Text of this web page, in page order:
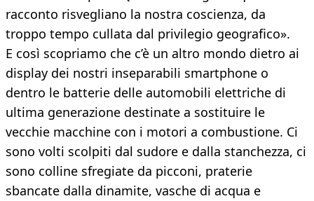
racconto risvegliano la nostra coscienza, da
troppo tempo cullata dal privilegio geografico».
E così scopriamo che c’è un altro mondo dietro ai
display dei nostri inseparabili smartphone o
dentro le batterie delle automobili elettriche di
ultima generazione destinate a sostituire le
vecchie macchine con i motori a combustione. Ci
sono volti scolpiti dal sudore e dalla stanchezza, ci
sono colline sfregiate da picconi, praterie
sbancate dalla dinamite, vasche di acqua e